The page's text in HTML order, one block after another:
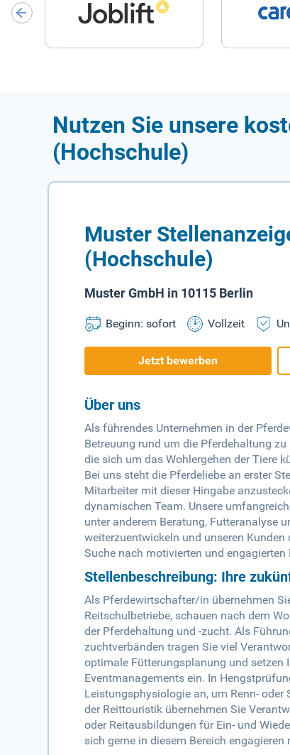
Nutzen Sie unsere
(Hochschule)
Muster
(Hochschule)
Muster GmbH in 10115 Berlin
Beginn: sofort Vollzeit
Jetzt bewerben
Über uns
Als führendes Unternehmen in der
Betreuung rund um die Pferdehaltung
die sich um das Wohlergehen der Tiere
Bei uns steht die Pferdeliebe an erster
Mitarbeiter mit dieser Hingabe
dynamischen Team. Unsere
unter anderem Beratung, Futteranalyse
weiterzuentwickeln und unseren
Suche nach motivierten und
Stellenbeschreibung: Ihre
Als Pferdewirtschafter/in übernehmen
Reitschulbetriebe, schauen nach dem
der Pferdehaltung und -zucht. Als
zuchtverbänden tragen Sie viel
optimale Fütterungsplanung und setzen
Eventmanagements ein. In
Leistungsphysiologie an, um Renn-
der Reittouristik übernehmen Sie
oder Reitausbildungen für Ein- und
sich gerne in diesem Bereich